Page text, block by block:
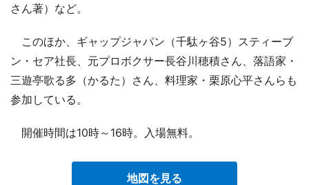
さん著）など。
このほか、ギャップジャパン（千駄ヶ谷5）スティーブ
ン・セア社長、元プロボクサー長谷川穂積さん、落語家・
三遊亭歌る多（かるた）さん、料理家・栗原心平さんらも
参加している。
開催時間は10時～16時。入場無料。
地図を見る